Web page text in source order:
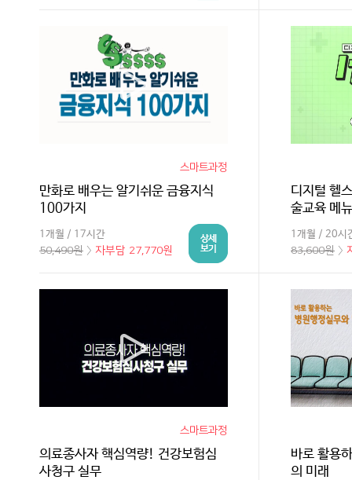
스마트과정
만화로 배우는 알기쉬운 금융지식
100가지
1개월 / 17시간
50,490원 〉 자부담 27,770원
디지털 헬
술교육 메
1개월 / 20시
83,600원 〉
스마트과정
의료종사자 핵심역량! 건강보험심
사청구 실무
바로 활용
의 미래